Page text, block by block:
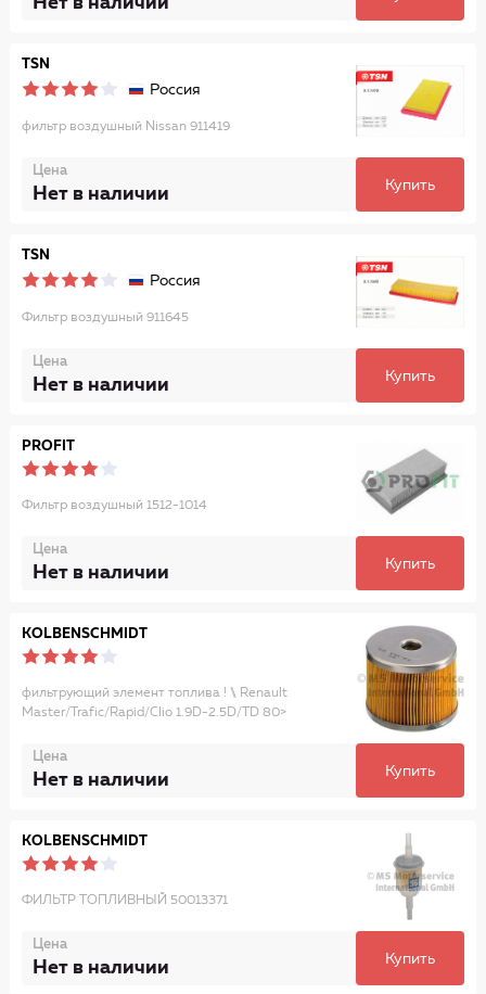
TSN
Россия
фильтр воздушный Nissan 911419
Цена
Нет в наличии Купить
TSN
Россия
Фильтр воздушный 911645
Цена
Нет в наличии Купить
PROFIT
Фильтр воздушный 1512-1014
Цена
Нет в наличии Купить
KOLBENSCHMIDT
фильтрующий элемент топлива ! \\ Renault
Master/Trafic/Rapid/Clio 1.9D-2.5D/TD 80>
Цена
Нет в наличии Купить
KOLBENSCHMIDT
ФИЛЬТР ТОПЛИВНЫЙ 50013371
Цена
Нет в наличии Купить